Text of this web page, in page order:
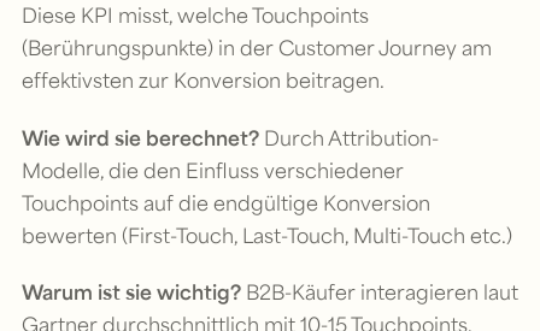
Diese KPI misst, welche Touchpoints
(Berührungspunkte) in der Customer Journey am
effektivsten zur Konversion beitragen.
Wie wird sie berechnet? Durch Attribution-
Modelle, die den Einfluss verschiedener
Touchpoints auf die endgültige Konversion
bewerten (First-Touch, Last-Touch, Multi-Touch etc.)
Warum ist sie wichtig? B2B-Käufer interagieren laut
Gartner durchschnittlich mit 10-15 Touchpoints,